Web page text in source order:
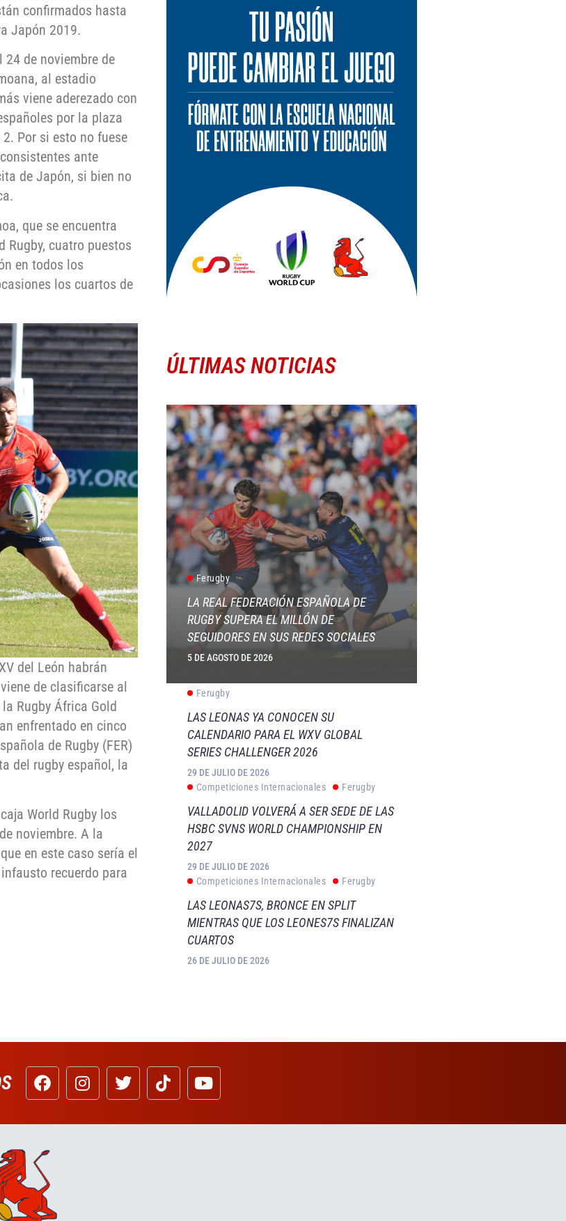
confirmados hasta
Japón 2019.
de noviembre de
al estadio
viene aderezado con
por la plaza
Por si esto no fuese
ante
de Japón, si bien no
que se encuentra
Rugby, cuatro puestos
en todos los
los cuartos de
del León habrán
de clasificarse al
Rugby África Gold
enfrentado en cinco
de Rugby (FER)
del rugby español, la
World Rugby los
noviembre. A la
en este caso sería el
recuerdo para
ÚLTIMAS NOTICIAS
Ferugby
LA REAL FEDERACIÓN ESPAÑOLA DE
RUGBY SUPERA EL MILLÓN DE
SEGUIDORES EN SUS REDES SOCIALES
5 DE AGOSTO DE 2026
Ferugby
LAS LEONAS YA CONOCEN SU
CALENDARIO PARA EL WXV GLOBAL
SERIES CHALLENGER 2026
29 DE JULIO DE 2026
Competiciones Internacionales
Ferugby
VALLADOLID VOLVERÁ A SER SEDE DE LAS
HSBC SVNS WORLD CHAMPIONSHIP EN
2027
29 DE JULIO DE 2026
Competiciones Internacionales
Ferugby
LAS LEONAS7S, BRONCE EN SPLIT
MIENTRAS QUE LOS LEONES7S FINALIZAN
CUARTOS
26 DE JULIO DE 2026